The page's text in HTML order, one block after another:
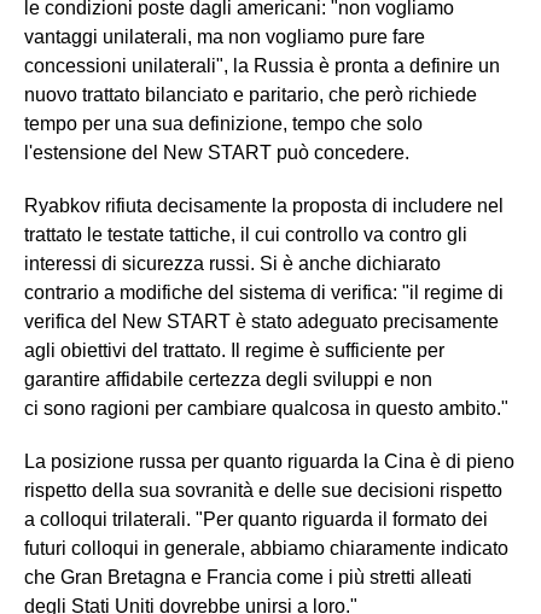
le condizioni poste dagli americani: "non vogliamo
vantaggi unilaterali, ma non vogliamo pure fare
concessioni unilaterali", la Russia è pronta a definire un
nuovo trattato bilanciato e paritario, che però richiede
tempo per una sua definizione, tempo che solo
l'estensione del New START può concedere.
Ryabkov rifiuta decisamente la proposta di includere nel
trattato le testate tattiche, il cui controllo va contro gli
interessi di sicurezza russi. Si è anche dichiarato
contrario a modifiche del sistema di verifica: "il regime di
verifica del New START è stato adeguato precisamente
agli obiettivi del trattato. Il regime è sufficiente per
garantire affidabile certezza degli sviluppi e non
ci sono ragioni per cambiare qualcosa in questo ambito."
La posizione russa per quanto riguarda la Cina è di pieno
rispetto della sua sovranità e delle sue decisioni rispetto
a colloqui trilaterali. "Per quanto riguarda il formato dei
futuri colloqui in generale, abbiamo chiaramente indicato
che Gran Bretagna e Francia come i più stretti alleati
degli Stati Uniti dovrebbe unirsi a loro."